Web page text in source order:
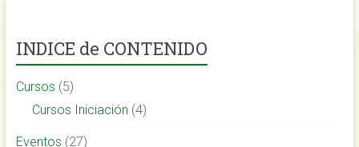
INDICE de CONTENIDO
Cursos (5)
Cursos Iniciación (4)
Eventos (27)